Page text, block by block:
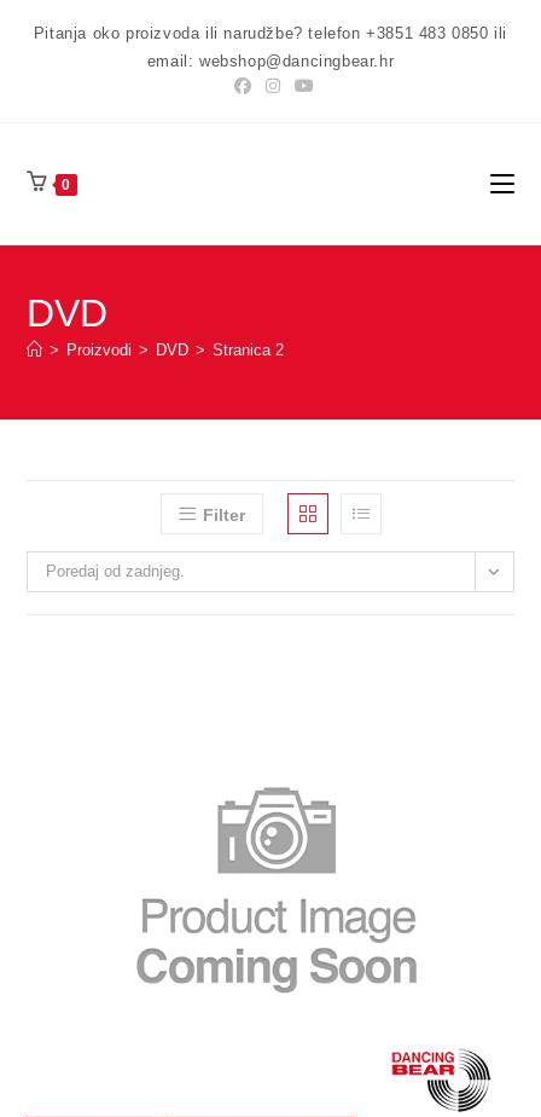
Pitanja oko proizvoda ili narudžbe? telefon +3851 483 0850 ili
email: webshop@dancingbear.hr
0
DVD
> Proizvodi > DVD > Stranica 2
Filter
Poredaj od zadnjeg.